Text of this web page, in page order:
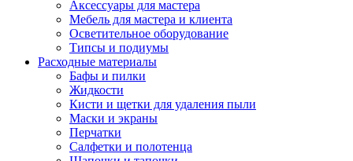
Аксессуары для мастера
Мебель для мастера и клиента
Осветительное оборудование
Типсы и подиумы
Расходные материалы
Бафы и пилки
Жидкости
Кисти и щетки для удаления пыли
Маски и экраны
Перчатки
Салфетки и полотенца